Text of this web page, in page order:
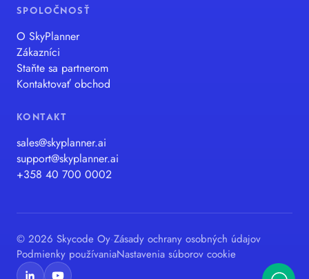
SPOLOČNOSŤ
O SkyPlanner
Zákazníci
Staňte sa partnerom
Kontaktovať obchod
KONTAKT
sales@skyplanner.ai
support@skyplanner.ai
+358 40 700 0002
© 2026 Skycode Oy·Zásady ochrany osobných údajov
Podmienky používaniaNastavenia súborov cookie